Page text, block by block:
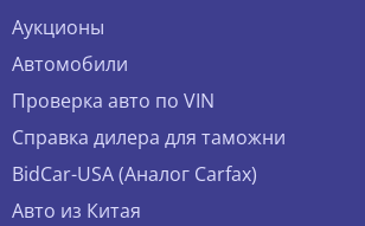
Аукционы
Автомобили
Проверка авто по VIN
Справка дилера для таможни
BidCar-USA (Аналог Carfax)
Авто из Китая